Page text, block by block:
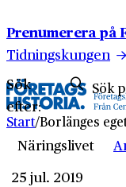
Prenumerera på
Tidningskungen
Sök
efter:
Start/Borlänges
Näringslivet
25 jul. 2019